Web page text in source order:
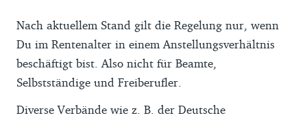
Nach aktuellem Stand gilt die Regelung nur, wenn
Du im Rentenalter in einem Anstellungsverhältnis
beschäftigt bist. Also nicht für Beamte,
Selbstständige und Freiberufler.
Diverse Verbände wie z. B. der Deutsche